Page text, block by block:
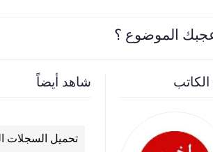
الموضوع ؟
شاهد أيضاً
تحميل السجلات رابط نتيجة الثانوية العامة 2026 الرسمي